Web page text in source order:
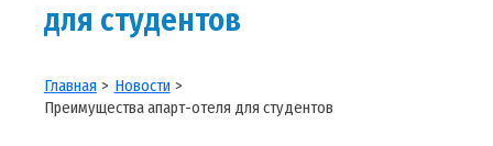
для студентов
Главная
Новости
Преимущества апарт-отеля для студентов